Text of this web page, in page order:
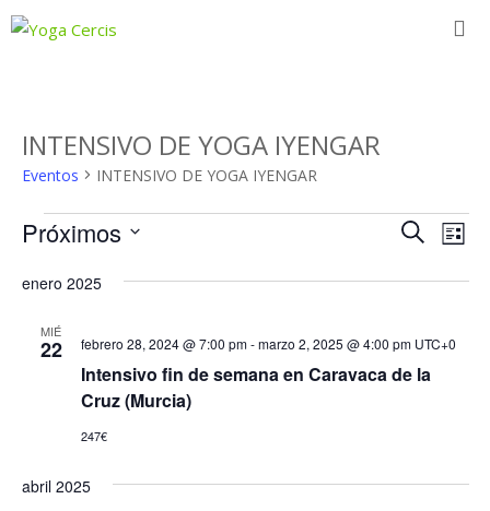
Skip
INTENSIVO DE YOGA IYENGAR
Eventos INTENSIVO DE YOGA IYENGAR
Eventos
y
vistas
BuscarLista
Próximos
la
enero 2025
MIÉ
22
Intensivo fin de semana en Caravaca de la
Cruz (Murcia)
febrero 28, 2024 @ 7:00 pm-marzo 2, 2025 @ 4:00 pm UTC+0
247€
abril 2025